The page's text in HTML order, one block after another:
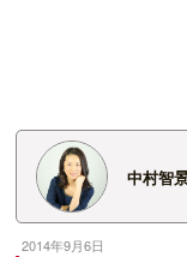
中村智
2014年9月6日